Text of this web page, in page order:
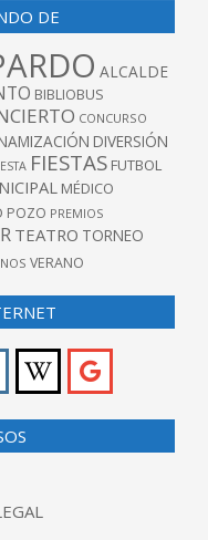
DE
ALCALDE
BIBLIOBUS
CONCURSO
DIVERSIÓN
FIESTAS FUTBOL
MÉDICO
POZO PREMIOS
TEATRO TORNEO
VERANO